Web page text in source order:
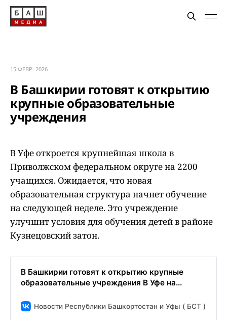
15 ФЕВР. 2026
В Башкирии готовят к открытию
крупные образовательные
учреждения
В Уфе откроется крупнейшая школа в
Приволжском федеральном округе на 2200
учащихся. Ожидается, что новая
образовательная структура начнет обучение
на следующей неделе. Это учреждение
улучшит условия для обучения детей в районе
Кузнецовский затон.
В Башкирии готовят к открытию крупные
образовательные учреждения В Уфе на...
Новости Республики Башкортостан и Уфы ( БСТ )